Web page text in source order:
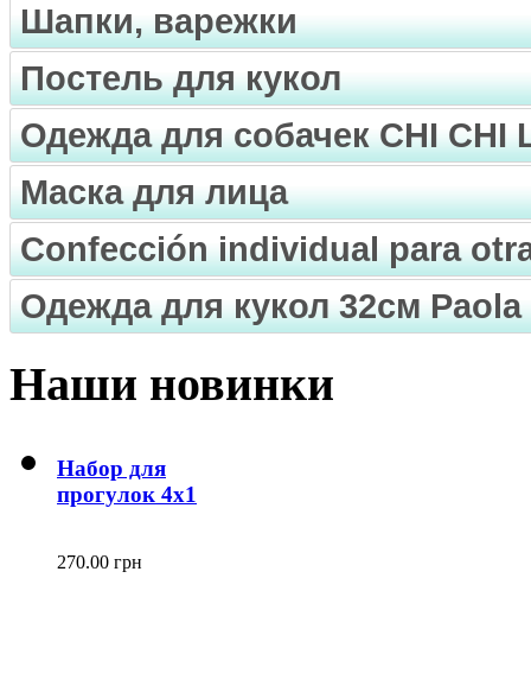
Шапки, варежки
Постель для кукол
Одежда для собачек CHI CHI
Маска для лица
Confección individual para
Одежда для кукол 32см
Наши новинки
Набор для
прогулок 4х1
270.00 грн